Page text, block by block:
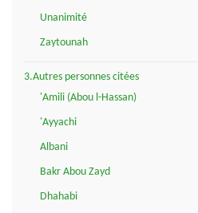
Unanimité
Zaytounah
3.Autres personnes citées
'Amili (Abou l-Hassan)
'Ayyachi
Albani
Bakr Abou Zayd
Dhahabi